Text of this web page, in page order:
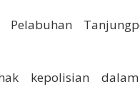
Pelabuhan
kepolisian